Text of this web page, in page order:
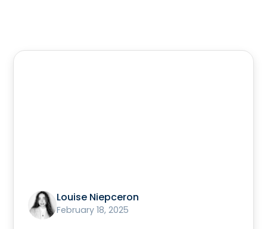
Louise Niepceron
February 18, 2025